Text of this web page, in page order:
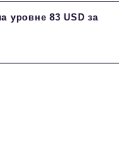
уровне 83 USD за